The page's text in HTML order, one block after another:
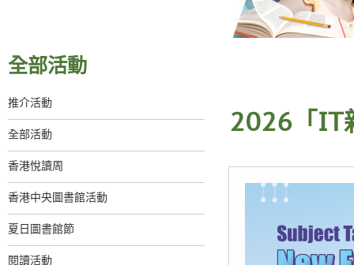
全部活動
推介活動
全部活動
香港悅讀周
香港中央圖書館活動
夏日圖書館節
閱讀活動
2026「IT